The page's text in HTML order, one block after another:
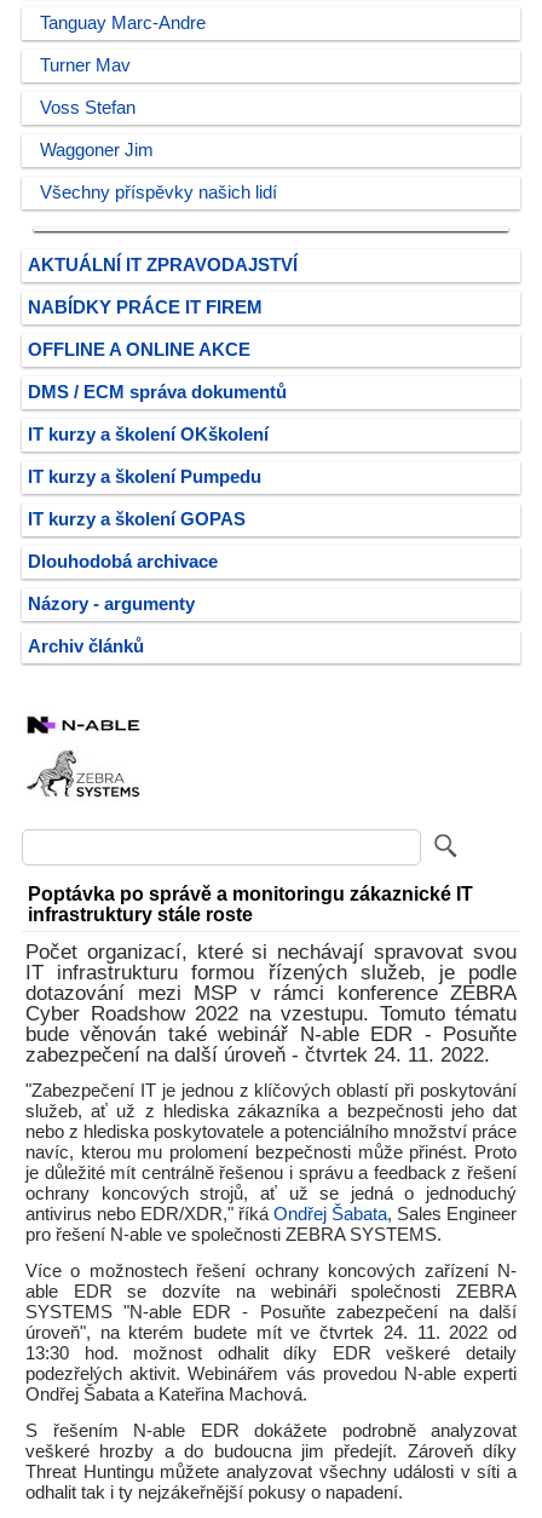
Tanguay Marc-Andre
Turner Mav
Voss Stefan
Waggoner Jim
Všechny příspěvky našich lidí
AKTUÁLNÍ IT ZPRAVODAJSTVÍ
NABÍDKY PRÁCE IT FIREM
OFFLINE A ONLINE AKCE
DMS / ECM správa dokumentů
IT kurzy a školení OKškolení
IT kurzy a školení Pumpedu
IT kurzy a školení GOPAS
Dlouhodobá archivace
Názory - argumenty
Archiv článků
Poptávka po správě a monitoringu zákaznické IT
infrastruktury stále roste
Počet organizací, které si nechávají spravovat svou
IT infrastrukturu formou řízených služeb, je podle
dotazování mezi MSP v rámci konference ZEBRA
Cyber Roadshow 2022 na vzestupu. Tomuto tématu
bude věnován také webinář N-able EDR - Posuňte
zabezpečení na další úroveň - čtvrtek 24. 11. 2022.
"Zabezpečení IT je jednou z klíčových oblastí při poskytování
služeb, ať už z hlediska zákazníka a bezpečnosti jeho dat
nebo z hlediska poskytovatele a potenciálního množství práce
navíc, kterou mu prolomení bezpečnosti může přinést. Proto
je důležité mít centrálně řešenou i správu a feedback z řešení
ochrany koncových strojů, ať už se jedná o jednoduchý
antivirus nebo EDR/XDR," říká Ondřej Šabata, Sales Engineer
pro řešení N-able ve společnosti ZEBRA SYSTEMS.
Více o možnostech řešení ochrany koncových zařízení N-
able EDR se dozvíte na webináři společnosti ZEBRA
SYSTEMS "N-able EDR - Posuňte zabezpečení na další
úroveň", na kterém budete mít ve čtvrtek 24. 11. 2022 od
13:30 hod. možnost odhalit díky EDR veškeré detaily
podezřelých aktivit. Webinářem vás provedou N-able experti
Ondřej Šabata a Kateřina Machová.
S řešením N-able EDR dokážete podrobně analyzovat
veškeré hrozby a do budoucna jim předejít. Zároveň díky
Threat Huntingu můžete analyzovat všechny události v síti a
odhalit tak i ty nejzákeřnější pokusy o napadení.